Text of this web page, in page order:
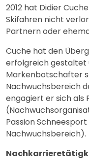
2012 hat Didier
Skifahren nicht
Partnern oder
Cuche hat den
erfolgreich gestaltet
Markenbotschafter
Nachwuchsbereich
engagiert er sich als
Passion
Nachwuchsbereich).